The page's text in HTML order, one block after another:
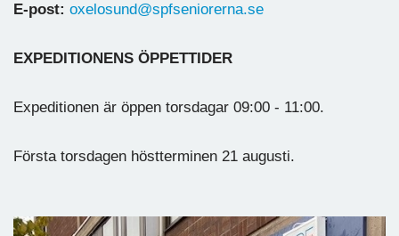
E-post: oxelosund@spfseniorerna.se
EXPEDITIONENS ÖPPETTIDER
Expeditionen är öppen torsdagar 09:00 - 11:00.
Första torsdagen höstterminen 21 augusti.